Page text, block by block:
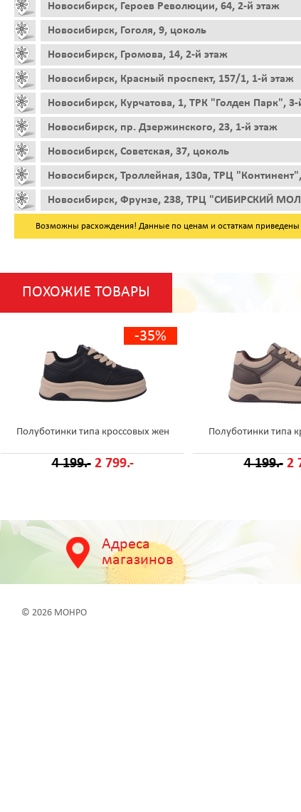
Новосибирск, Героев Революции, 64, 2-й этаж
Новосибирск, Гоголя, 9, цоколь
Новосибирск, Громова, 14, 2-й этаж
Новосибирск, Красный проспект, 157/1, 1-й этаж
Новосибирск, Курчатова, 1, ТРК "Голден Парк", 3-
Новосибирск, пр. Дзержинского, 23, 1-й этаж
Новосибирск, Советская, 37, цоколь
Новосибирск, Троллейная, 130а, ТРЦ
Новосибирск, Фрунзе, 238, ТРЦ "СИБИРСКИЙ
Возможны расхождения! Данные по ценам и остаткам приведены
ПОХОЖИЕ ТОВАРЫ
-35%
Полуботинки типа кроссовых жен
4 199.- 2 799.-
Полуботинки типа
4 199.- 2
Адреса
магазинов
© 2026 МОНРО